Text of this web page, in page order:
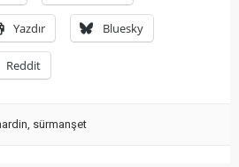
Yazdır Bluesky
Reddit
sürmanşet